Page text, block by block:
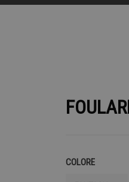
COLORE